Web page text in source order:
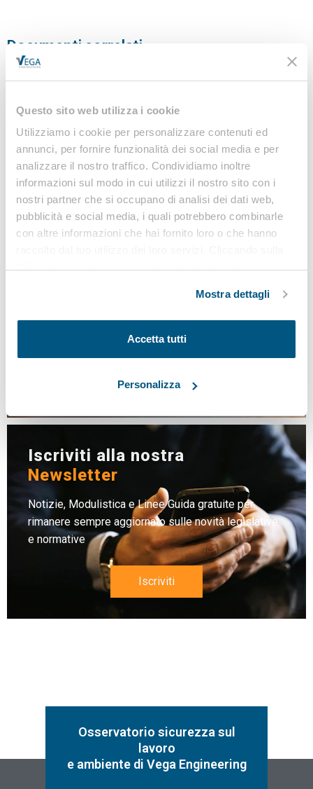
Questo sito web utilizza i cookie
Utilizziamo i cookie per personalizzare contenuti ed
annunci, per fornire funzionalità dei social media e per
analizzare il nostro traffico. Condividiamo inoltre
informazioni sul modo in cui utilizzi il nostro sito con i
nostri partner che si occupano di analisi dei dati web,
pubblicità e social media, i quali potrebbero combinarle
con altre informazioni che hai fornito loro o che hanno
Mostra dettagli
Accetta tutti
Personalizza
Documenti correlati
LEGISLAZIONE
Osservatorio
sicurezza sul lavoro e
ambiente
di VEGA Engineering
Iscriviti alla nostra
Newsletter
Notizie, Modulistica e Linee Guida gratuite per
rimanere sempre aggiornato sulle novità legislative
e normative
Iscriviti
Osservatorio sicurezza sul
lavoro
e ambiente di Vega Engineering